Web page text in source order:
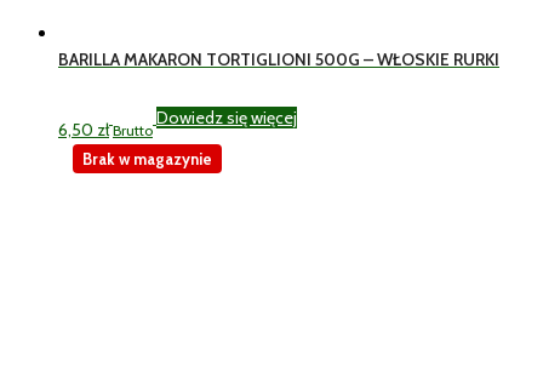
BARILLA MAKARON TORTIGLIONI 500G – WŁOSKIE RURKI
6,50 zł Brutto
Dowiedz się więcej
Brak w magazynie